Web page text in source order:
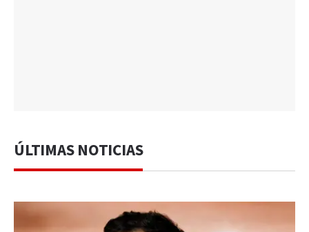
ÚLTIMAS NOTICIAS